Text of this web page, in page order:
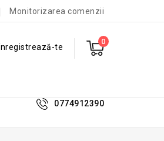
Monitorizarea comenzii
0
Înregistrează-te
0774912390